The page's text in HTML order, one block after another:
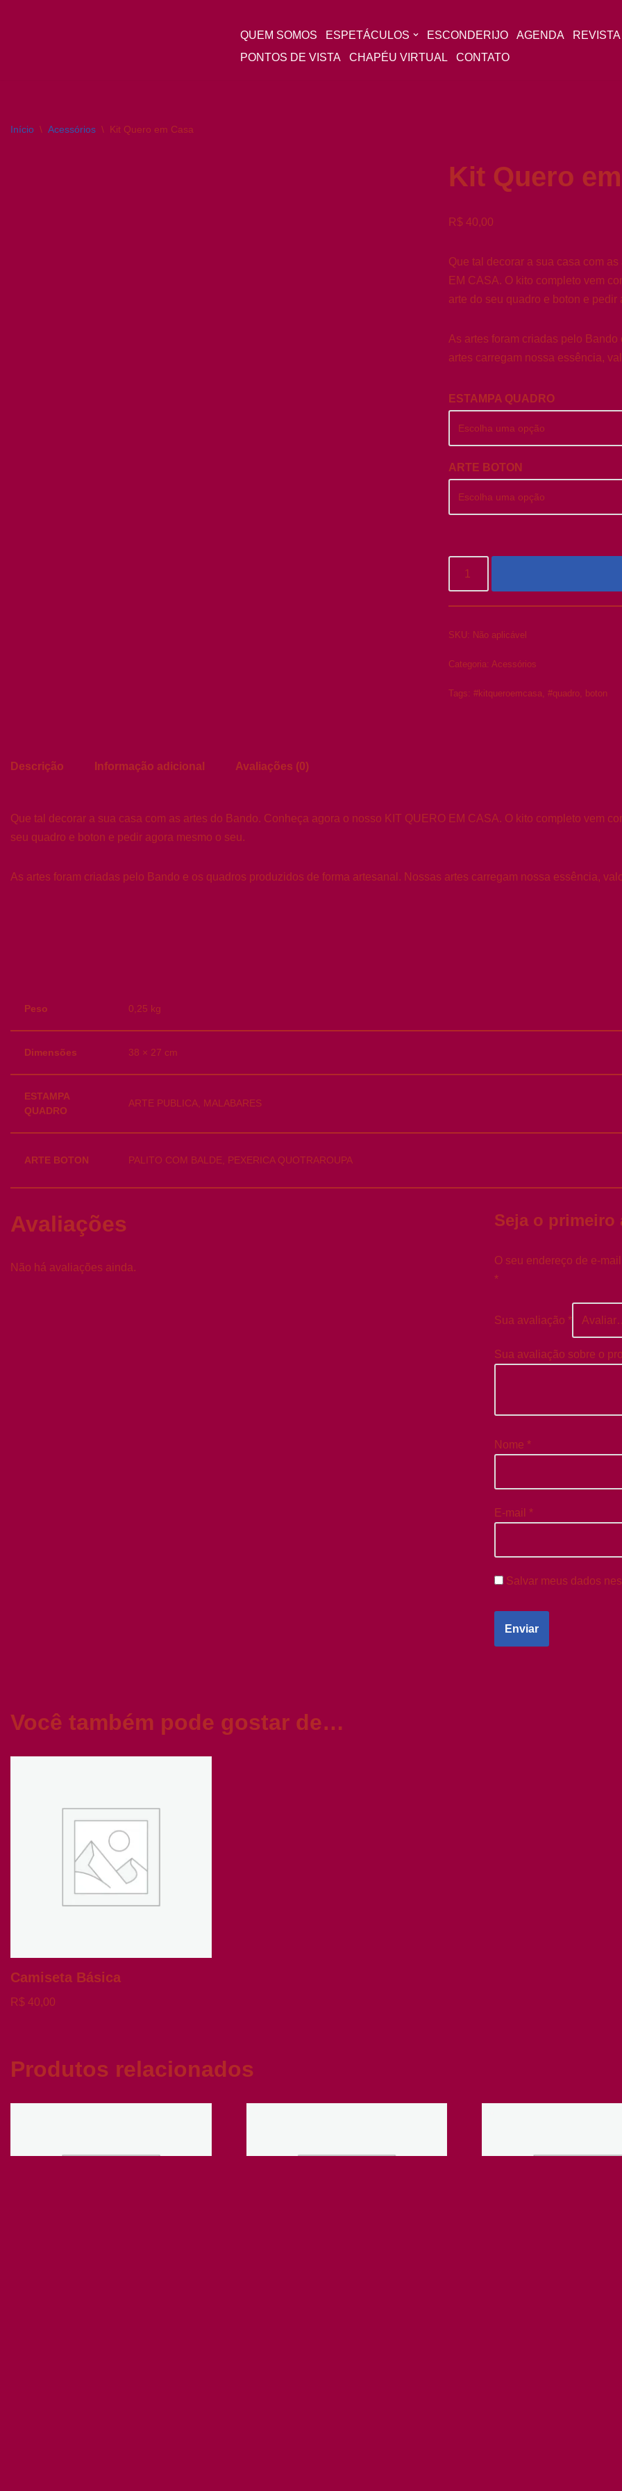
QUEM SOMOS ESPETÁCULOS ESCONDERIJO AGENDA
PONTOS DE VISTA
CHAPÉU VIRTUAL CONTATO
Início \ Acessórios \ Kit Quero em Casa
Kit Quero
R$ 40,00
Que tal decorar a sua casa com
EM CASA. O kito completo vem
arte do seu quadro e boton e pedir
As artes foram criadas pelo
artes carregam nossa essência,
ESTAMPA QUADRO
ARTE BOTON
SKU: Não aplicável
Categoria: Acessórios
Tags: #kitqueroemcasa, #quadro, boton
Descrição Informação adicional Avaliações (0)
Que tal decorar a sua casa com as artes do Bando. Conheça agora o nosso KIT QUERO EM CASA. O kito completo vem
seu quadro e boton e pedir agora mesmo o seu.
As artes foram criadas pelo Bando e os quadros produzidos de forma artesanal. Nossas artes carregam nossa essência,
Peso 0,25 kg
Dimensões 38 × 27 cm
ESTAMPA
QUADRO
ARTE PUBLICA, MALABARES
ARTE BOTON PALITO COM BALDE, PEXERICA QUOTRAROUPA
Avaliações
Não há avaliações ainda.
Seja o primeiro
O seu endereço de e-
*
Sua avaliação *
Sua avaliação sobre o
Nome *
E-mail *
Salvar meus dados
Você também pode gostar de…
Camiseta Básica
R$ 40,00
Produtos relacionados